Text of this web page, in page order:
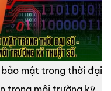
mật trong thời đại